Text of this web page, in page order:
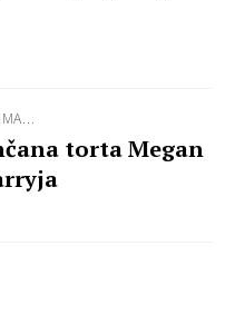
torta Megan